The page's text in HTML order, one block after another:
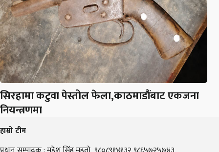
सिरहामा कटुवा पेस्तोल फेला,काठमाडौंबाट एकजना
नियन्त्रणमा
हाम्रो टीम